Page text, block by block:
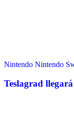
Nintendo Nintendo
Teslagrad